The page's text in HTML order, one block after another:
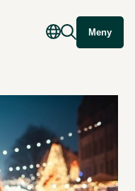
Meny